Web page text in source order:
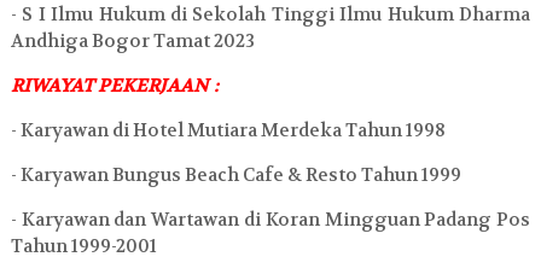
- S I Ilmu Hukum di Sekolah Tinggi Ilmu Hukum Dharma
Andhiga Bogor Tamat 2023
RIWAYAT PEKERJAAN :
- Karyawan di Hotel Mutiara Merdeka Tahun 1998
- Karyawan Bungus Beach Cafe & Resto Tahun 1999
- Karyawan dan Wartawan di Koran Mingguan Padang Pos
Tahun 1999-2001